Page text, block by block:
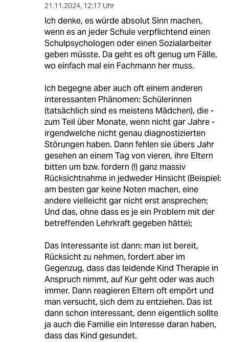
21.11.2024, 12:17 Uhr
Ich denke, es würde absolut Sinn machen,
wenn es an jeder Schule verpflichtend einen
Schulpsychologen oder einen Sozialarbeiter
geben müsste. Da geht es oft genug um Fälle,
wo einfach mal ein Fachmann her muss.
Ich begegne aber auch oft einem anderen
interessanten Phänomen: Schülerinnen
(tatsächlich sind es meistens Mädchen), die -
zum Teil über Monate, wenn nicht gar Jahre -
irgendwelche nicht genau diagnostizierten
Störungen haben. Dann fehlen sie übers Jahr
gesehen an einem Tag von vieren, ihre Eltern
bitten um bzw. fordern (!) ganz massiv
Rücksichtnahme in jedweder Hinsicht (Beispiel:
am besten gar keine Noten machen, eine
andere vielleicht gar nicht erst ansprechen;
Und das, ohne dass es je ein Problem mit der
betreffenden Lehrkraft gegeben hätte);
Das Interessante ist dann: man ist bereit,
Rücksicht zu nehmen, fordert aber im
Gegenzug, dass das leidende Kind Therapie in
Anspruch nimmt, auf Kur geht oder was auch
immer. Dann reagieren Eltern oft empört und
man versucht, sich dem zu entziehen. Das ist
dann schon interessant, denn eigentlich sollte
ja auch die Familie ein Interesse daran haben,
dass das Kind gesundet.